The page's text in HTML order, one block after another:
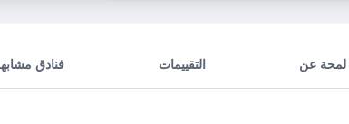
لمحة عن التقييمات فنادق